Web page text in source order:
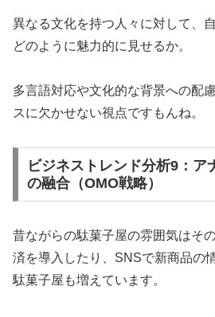
異なる文化を持つ人々に対して、
どのように魅力的に見せるか。
多言語対応や文化的な背景への配
スに欠かせない視点ですもんね。
ビジネストレンド分析9：ア
の融合（OMO戦略）
昔ながらの駄菓子屋の雰囲気はそ
済を導入したり、SNSで新商品の
駄菓子屋も増えています。